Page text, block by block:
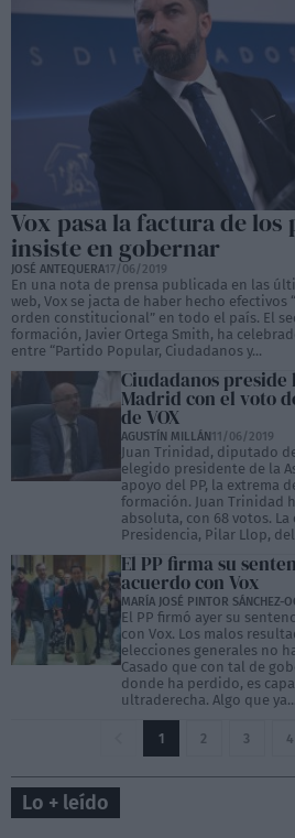
Vox pasa la factura de los
insiste en gobernar
JOSÉ ANTEQUERA17/06/2019
En una nota de prensa publicada en las
web, Vox se jacta de haber hecho
orden constitucional” en todo el país. El
formación, Javier Ortega Smith, ha
entre “Partido Popular, Ciudadanos y...
Ciudadanos preside
Madrid con el voto
de VOX
AGUSTÍN MILLÁN11/06/2019
Juan Trinidad, diputado
elegido presidente de la
apoyo del PP, la extrema
formación. Juan Trinidad
absoluta, con 68 votos.
Presidencia, Pilar Llop,
El PP firma su
acuerdo con Vox
MARÍA JOSÉ PINTOR SÁNCHEZ-
El PP firmó ayer su
con Vox. Los malos
elecciones generales no
Casado que con tal de
donde ha perdido, es
ultraderecha. Algo que ya...
1 2 3 4
Lo + leído